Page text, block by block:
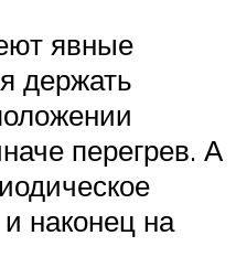
явные
держать
перегрев. А
наконец на